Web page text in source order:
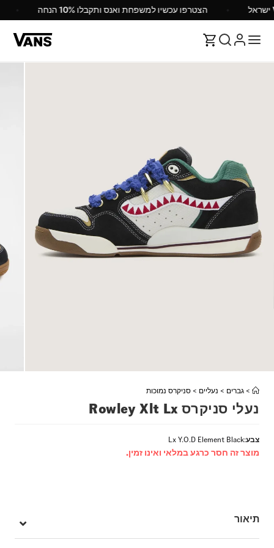
הצטרפו עכשיו למשפחת ואנס ותקבלו 10% הנחה
> גברים > נעליים > סניקרס נמוכות
נעלי סניקרס Rowley Xlt Lx
צבע:
Lx Y.O.D Element Black
מוצר זה חסר כרגע במלאי ואינו זמין.
תיאור